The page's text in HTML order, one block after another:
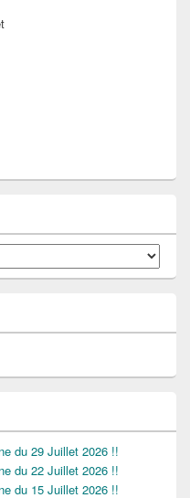
du 29 Juillet 2026 !!
du 22 Juillet 2026 !!
du 15 Juillet 2026 !!